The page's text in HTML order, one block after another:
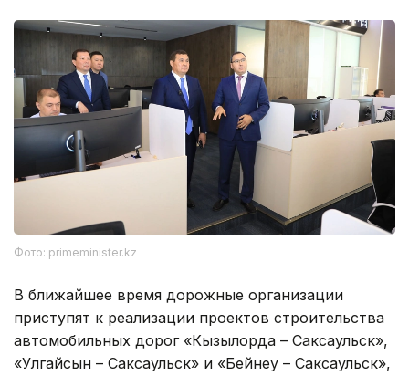
Фото: primeminister.kz
В ближайшее время дорожные организации
приступят к реализации проектов строительства
автомобильных дорог «Кызылорда – Саксаульск»,
«Улгайсын – Саксаульск» и «Бейнеу – Саксаульск»,